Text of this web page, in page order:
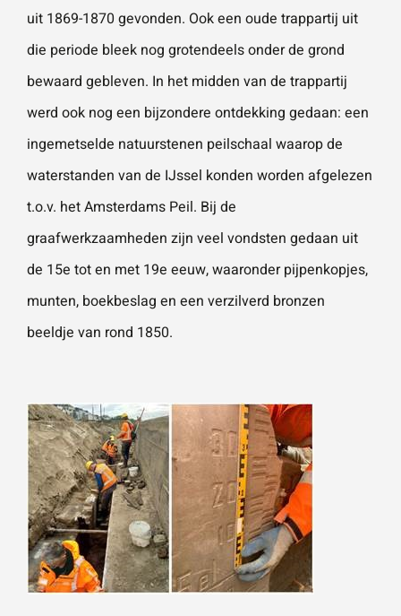
uit 1869-1870 gevonden. Ook een oude trappartij uit
die periode bleek nog grotendeels onder de grond
bewaard gebleven. In het midden van de trappartij
werd ook nog een bijzondere ontdekking gedaan: een
ingemetselde natuurstenen peilschaal waarop de
waterstanden van de IJssel konden worden afgelezen
t.o.v. het Amsterdams Peil. Bij de
graafwerkzaamheden zijn veel vondsten gedaan uit
de 15e tot en met 19e eeuw, waaronder pijpenkopjes,
munten, boekbeslag en een verzilverd bronzen
beeldje van rond 1850.